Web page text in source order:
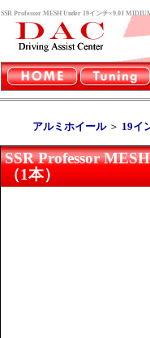
SSR Professor MESH Under 19インチ×9.0J
アルミホイール＞ 19イ
SSR Professor
（1本）